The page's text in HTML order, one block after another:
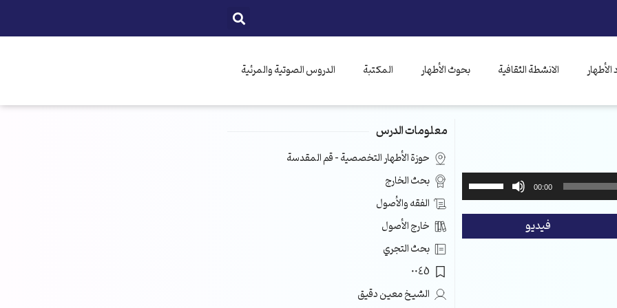
الانشطة الثقافية بحوث الأطهار المكتبة الدروس الصوتية والمرئية
00:00
استخدم
الأسهم
فيديو
معلومات الدرس
حوزة الأطهار التخصصية – قم المقدسة
بحث الخارج
الفقه والأصول
خارج الأصول
بحث التجري
0045
الشيخ معين دقيق